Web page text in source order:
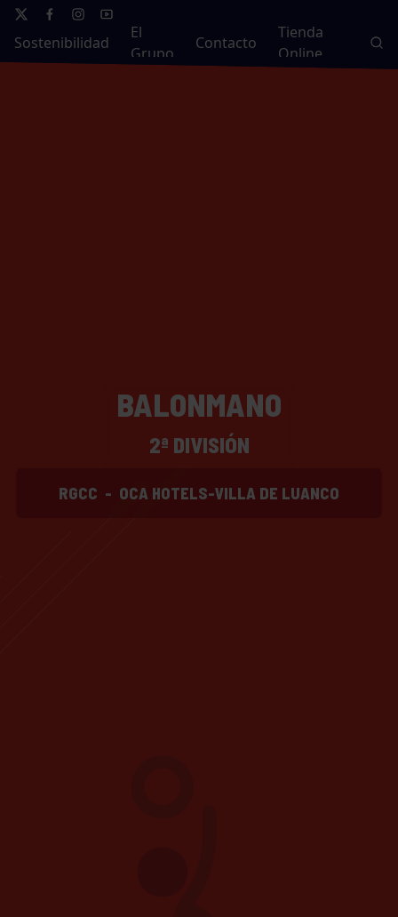
Sostenibilidad
El
Grupo
Contacto
Tienda
Online
BALONMANO
2ª DIVISIÓN
RGCC - OCA HOTELS-VILLA DE LUANCO